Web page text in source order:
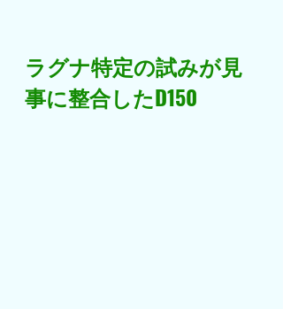
ラグナ特定の試みが見
事に整合したD150